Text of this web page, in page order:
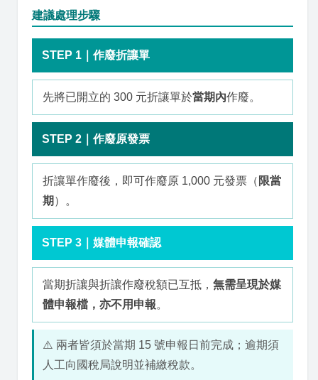
建議處理步驟
STEP 1｜作廢折讓單
先將已開立的 300 元折讓單於當期內作廢。
STEP 2｜作廢原發票
折讓單作廢後，即可作廢原 1,000 元發票（ 限當
期 ）。
STEP 3｜媒體申報確認
當期折讓與折讓作廢稅額已互抵， 無需呈現於媒
體申報檔，亦不用申報。
⚠️ 兩者皆須於當期 15 號申報日前完成；逾期須
人工向國稅局說明並補繳稅款。